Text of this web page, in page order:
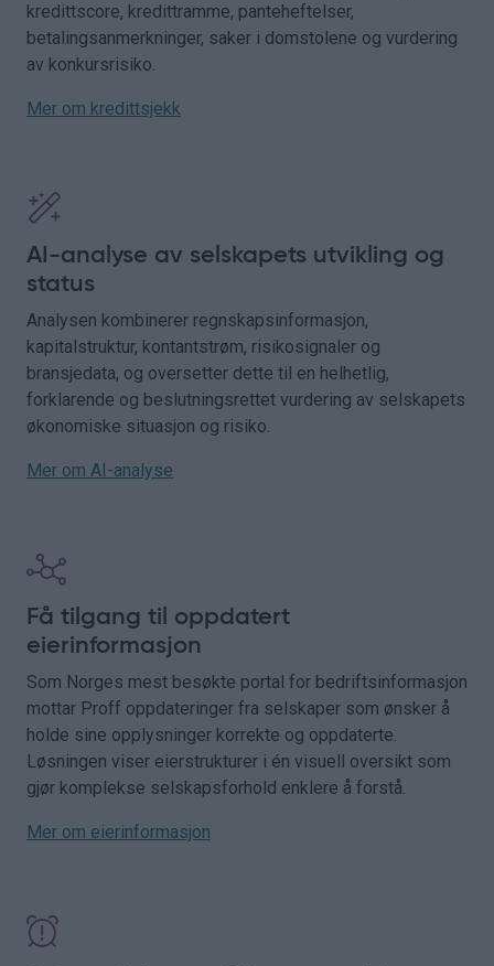
kredittscore, kredittramme, panteheftelser,
betalingsanmerkninger, saker i domstolene og vurdering
av konkursrisiko.
Mer om kredittsjekk
AI-analyse av selskapets utvikling og
status
Analysen kombinerer regnskapsinformasjon,
kapitalstruktur, kontantstrøm, risikosignaler og
bransjedata, og oversetter dette til en helhetlig,
forklarende og beslutningsrettet vurdering av selskapets
økonomiske situasjon og risiko.
Mer om AI-analyse
Få tilgang til oppdatert
eierinformasjon
Som Norges mest besøkte portal for bedriftsinformasjon
mottar Proff oppdateringer fra selskaper som ønsker å
holde sine opplysninger korrekte og oppdaterte.
Løsningen viser eierstrukturer i én visuell oversikt som
gjør komplekse selskapsforhold enklere å forstå.
Mer om eierinformasjon